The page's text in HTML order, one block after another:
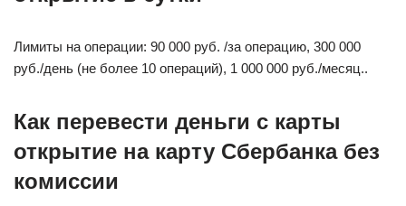
Лимиты на операции: 90 000 руб. /за операцию, 300 000
руб./день (не более 10 операций), 1 000 000 руб./месяц..
Как перевести деньги с карты
открытие на карту Сбербанка без
комиссии